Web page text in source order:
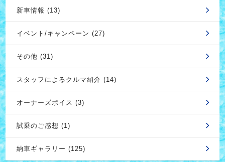
新車情報 (13)
イベント/キャンペーン (27)
その他 (31)
スタッフによるクルマ紹介 (14)
オーナーズボイス (3)
試乗のご感想 (1)
納車ギャラリー (125)